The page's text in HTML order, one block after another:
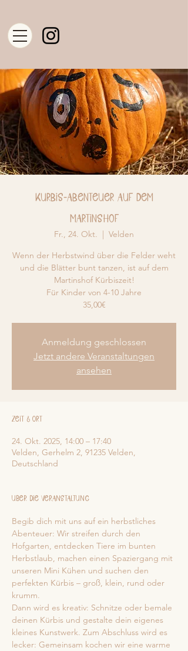
Kürbis-Abenteuer auf dem
Martinshof
Fr., 24. Okt.
  |
Velden
Wenn der Herbstwind über die Felder weht
und die Blätter bunt tanzen, ist auf dem
Martinshof Kürbiszeit!
Für Kinder von 4-10 Jahre
35,00€
Anmeldung geschlossen
Jetzt andere Veranstaltungen
ansehen
Zeit & Ort
24. Okt. 2025, 14:00 – 17:40
Velden, Gerhelm 2, 91235 Velden,
Deutschland
Über die Veranstaltung
Begib dich mit uns auf ein herbstliches
Abenteuer: Wir streifen durch den
Hofgarten, entdecken Tiere im bunten
Herbstlaub, machen einen Spaziergang mit
unseren Mini Kühen und suchen den
perfekten Kürbis – groß, klein, rund oder
krumm.
Dann wird es kreativ: Schnitze oder bemale
deinen Kürbis und gestalte dein eigenes
kleines Kunstwerk. Zum Abschluss wird es
lecker: Gemeinsam kochen wir eine warme